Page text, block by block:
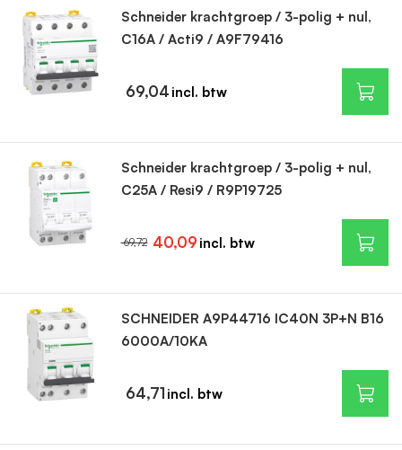
Schneider krachtgroep / 3-polig + nul,
C16A / Acti9 / A9F79416
69,04
Schneider krachtgroep / 3-polig + nul,
C25A / Resi9 / R9P19725
40,09
69,72
SCHNEIDER A9P44716 IC40N 3P+N B16
6000A/10KA
64,71